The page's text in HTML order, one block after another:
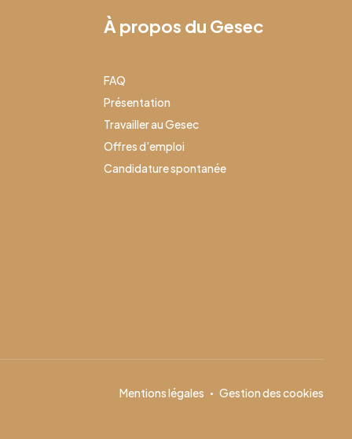
À propos du Gesec
FAQ
Présentation
Travailler au Gesec
Offres d’emploi
Candidature spontanée
Mentions légales Gestion des cookies